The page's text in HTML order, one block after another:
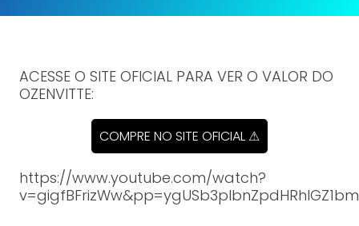
ACESSE O SITE OFICIAL PARA VER O VALOR DO
OZENVITTE:
COMPRE NO SITE OFICIAL ⚠
https://www.youtube.com/watch?